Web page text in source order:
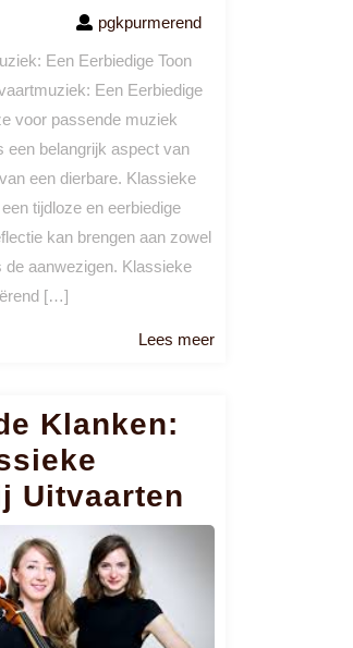
pgkpurmerend
Een Eerbiedige Toon
Een Eerbiedige
voor passende muziek
een belangrijk aspect van
een dierbare. Klassieke
tijdloze en eerbiedige
kan brengen aan zowel
de aanwezigen. Klassieke
[…]
Lees meerLees
Klanken:
Uitvaarten